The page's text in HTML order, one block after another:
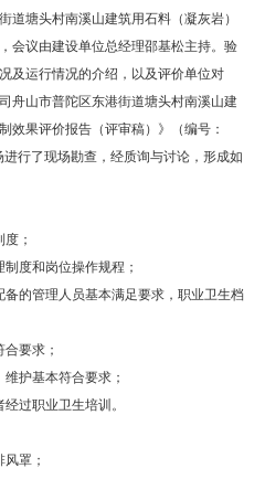
道塘头村南溪山建筑用石料（凝灰岩）
会议由建设单位总经理邵基松主持。验
及运行情况的介绍，以及评价单位对
舟山市普陀区东港街道塘头村南溪山建
效果评价报告（评审稿）》（编号：
行了现场勘查，经质询与讨论，形成如
；
度和岗位操作规程；
的管理人员基本满足要求，职业卫生档
要求；
护基本符合要求；
过职业卫生培训。
罩；